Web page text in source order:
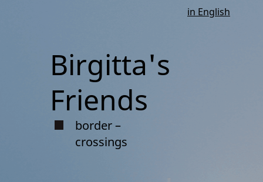
in English
Birgitta's
Friends
border –
crossings